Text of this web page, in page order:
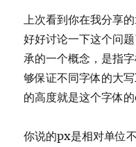
上次看到你在我分享
好好讨论一下这个问
承的一个概念，是指
够保证不同字体的大
的高度就是这个字体的
你说的px是相对单位